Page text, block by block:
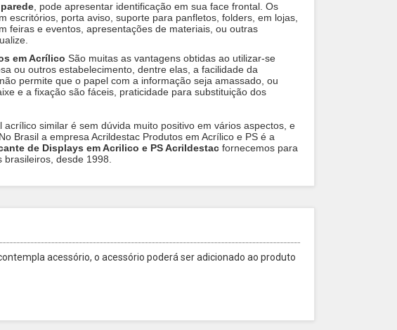
, pode apresentar identificação em sua face frontal. Os
escritórios, porta aviso, suporte para panfletos, folders, em lojas,
feiras e eventos, apresentações de materiais, ou outras
em Acrílico São muitas as vantagens obtidas ao utilizar-se
ou outros estabelecimento, dentre elas, a facilidade da
permite que o papel com a informação seja amassado, ou
e a fixação são fáceis, praticidade para substituição dos
acrílico similar é sem dúvida muito positivo em vários aspectos, e
Brasil a empresa Acrildestac Produtos em Acrílico e PS é a
de Displays em Acrilico e PS Acrildestac fornecemos para
desde 1998.
acessório, o acessório poderá ser adicionado ao produto